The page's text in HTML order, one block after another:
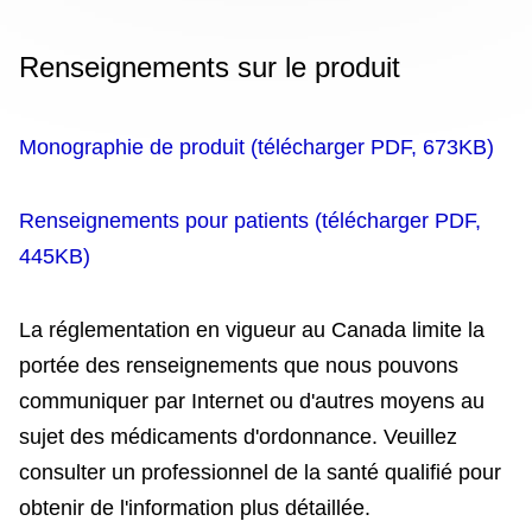
Renseignements sur le produit
Monographie de produit (télécharger PDF, 673KB)
Renseignements pour patients (télécharger PDF,
445KB)
La réglementation en vigueur au Canada limite la
portée des renseignements que nous pouvons
communiquer par Internet ou d'autres moyens au
sujet des médicaments d'ordonnance. Veuillez
consulter un professionnel de la santé qualifié pour
obtenir de l'information plus détaillée.